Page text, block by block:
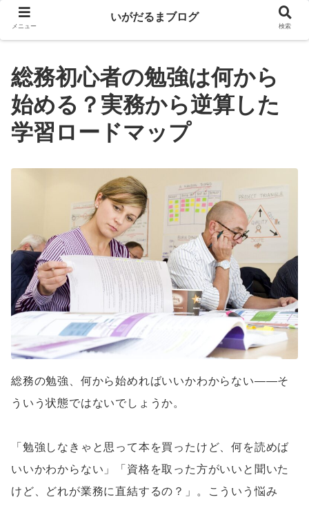
総務初心者の勉強は何から
始める？実務から逆算した
学習ロードマップ
総務の勉強、何から始めればいいかわからない——そ
ういう状態ではないでしょうか。
「勉強しなきゃと思って本を買ったけど、何を読めば
いいかわからない」「資格を取った方がいいと聞いた
けど、どれが業務に直結するの？」。こういう悩み
メニュー
いがだるまブログ
検索